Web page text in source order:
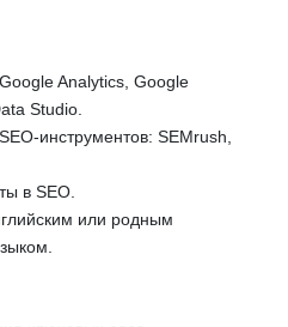
Analytics, Google
Studio.
инструментов: SEMrush,
в SEO.
или родным